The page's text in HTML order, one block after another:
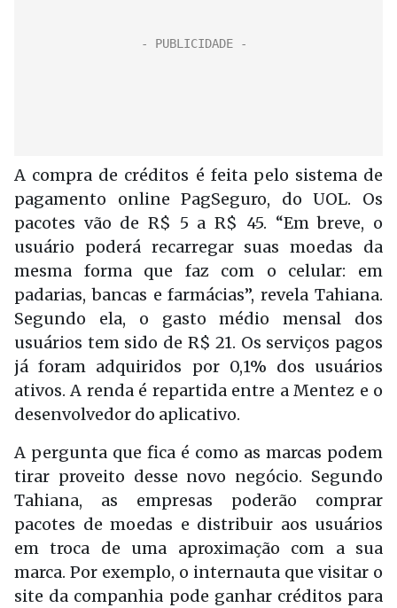
A compra de créditos é feita pelo sistema de
pagamento online PagSeguro, do UOL. Os
pacotes vão de R$ 5 a R$ 45. “Em breve, o
usuário poderá recarregar suas moedas da
mesma forma que faz com o celular: em
padarias, bancas e farmácias”, revela Tahiana.
Segundo ela, o gasto médio mensal dos
usuários tem sido de R$ 21. Os serviços pagos
já foram adquiridos por 0,1% dos usuários
ativos. A renda é repartida entre a Mentez e o
desenvolvedor do aplicativo.
A pergunta que fica é como as marcas podem
tirar proveito desse novo negócio. Segundo
Tahiana, as empresas poderão comprar
pacotes de moedas e distribuir aos usuários
em troca de uma aproximação com a sua
marca. Por exemplo, o internauta que visitar o
site da companhia pode ganhar créditos para